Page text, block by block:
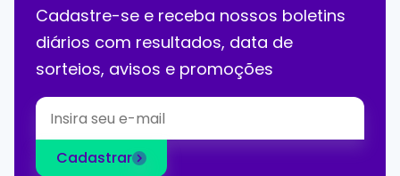
Cadastre-se e receba nossos boletins
diários com resultados, data de
sorteios, avisos e promoções
Cadastrar